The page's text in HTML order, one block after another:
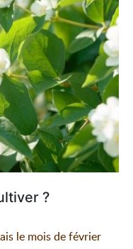
?
le mois de février